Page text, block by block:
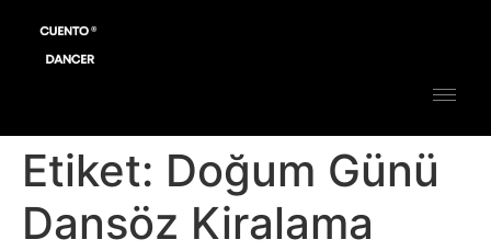
Etiket: Doğum Günü
Dansöz Kiralama